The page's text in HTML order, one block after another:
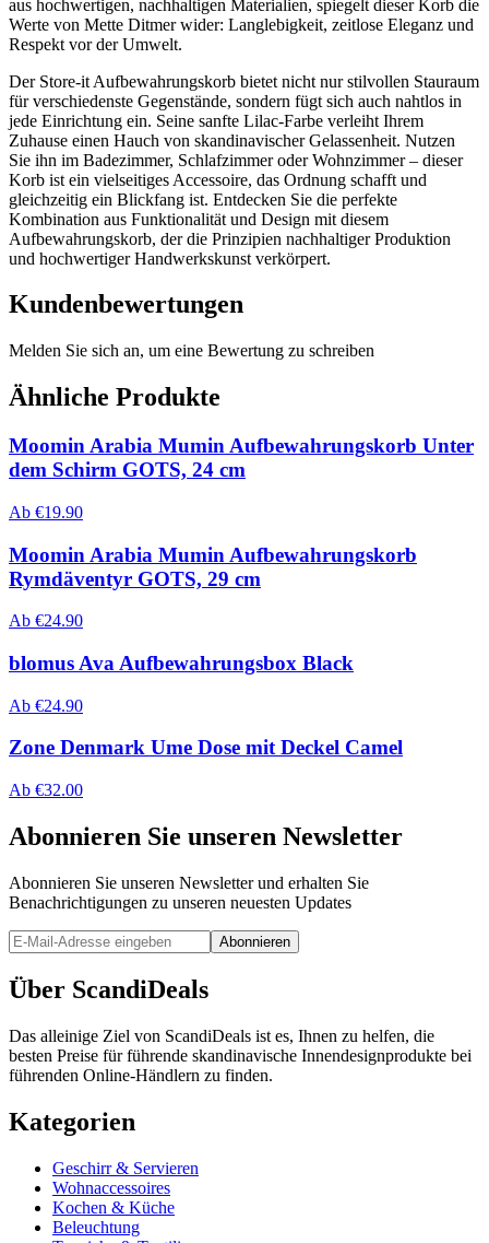
aus hochwertigen, nachhaltigen Materialien, spiegelt dieser Korb die
Werte von Mette Ditmer wider: Langlebigkeit, zeitlose Eleganz und
Respekt vor der Umwelt.
Der Store-it Aufbewahrungskorb bietet nicht nur stilvollen Stauraum
für verschiedenste Gegenstände, sondern fügt sich auch nahtlos in
jede Einrichtung ein. Seine sanfte Lilac-Farbe verleiht Ihrem
Zuhause einen Hauch von skandinavischer Gelassenheit. Nutzen
Sie ihn im Badezimmer, Schlafzimmer oder Wohnzimmer – dieser
Korb ist ein vielseitiges Accessoire, das Ordnung schafft und
gleichzeitig ein Blickfang ist. Entdecken Sie die perfekte
Kombination aus Funktionalität und Design mit diesem
Aufbewahrungskorb, der die Prinzipien nachhaltiger Produktion
und hochwertiger Handwerkskunst verkörpert.
Kundenbewertungen
Melden Sie sich an, um eine Bewertung zu schreiben
Ähnliche Produkte
Moomin Arabia Mumin Aufbewahrungskorb Unter
dem Schirm GOTS, 24 cm
Ab €19.90
Moomin Arabia Mumin Aufbewahrungskorb
Rymdäventyr GOTS, 29 cm
Ab €24.90
blomus Ava Aufbewahrungsbox Black
Ab €24.90
Zone Denmark Ume Dose mit Deckel Camel
Ab €32.00
Abonnieren Sie unseren Newsletter
Abonnieren Sie unseren Newsletter und erhalten Sie
Benachrichtigungen zu unseren neuesten Updates
Abonnieren
Über ScandiDeals
Das alleinige Ziel von ScandiDeals ist es, Ihnen zu helfen, die
besten Preise für führende skandinavische Innendesignprodukte bei
führenden Online-Händlern zu finden.
Kategorien
Geschirr & Servieren
Wohnaccessoires
Kochen & Küche
Beleuchtung